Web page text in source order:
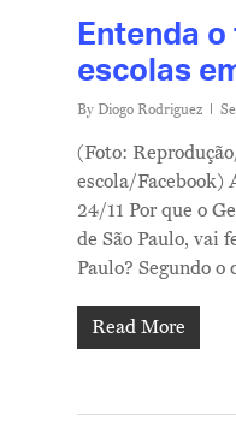
Entenda
escolas
By Diogo Rodriguez
(Foto:
escola/Facebook)
24/11 Por que o
de São Paulo, vai
Paulo? Segundo o
Read More